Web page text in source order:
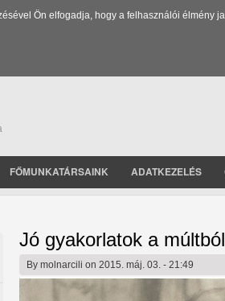
Ön elfogadja, hogy a felhasználói élmény
FŐMUNKATÁRSAINK ADATKEZELÉS
Jó gyakorlatok a
By molnarcili on 2015. máj. 03. - 21:49